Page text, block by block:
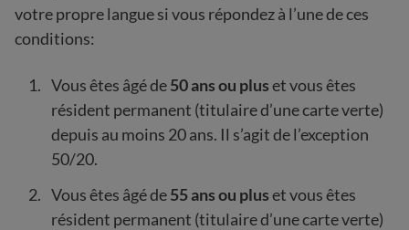
votre propre langue si vous répondez à l’une de ces
conditions:
Vous êtes âgé de50 ans ou pluset vous êtes
résident permanent (titulaire d’une carte verte)
depuis au moins 20 ans. Il s’agit de l’exception
50/20.
Vous êtes âgé de55 ans ou pluset vous êtes
résident permanent (titulaire d’une carte verte)